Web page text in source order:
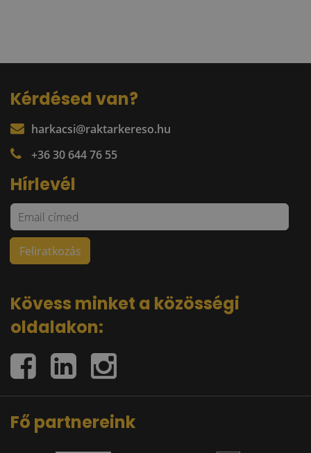
Kérdésed van?
harkacsi@raktarkereso.hu
+36 30 644 76 55
Hírlevél
Kövess minket a közösségi
oldalakon:
Fő partnereink